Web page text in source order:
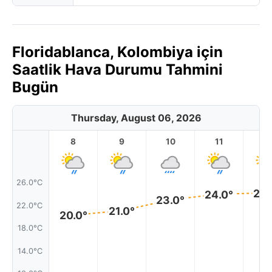
Floridablanca, Kolombiya için
Saatlik Hava Durumu Tahmini
Bugün
Thursday, August 06, 2026
26.0°C
22.0°C
18.0°C
14.0°C
8
20.0°
9
21.0°
10
23.0°
11
24.0°